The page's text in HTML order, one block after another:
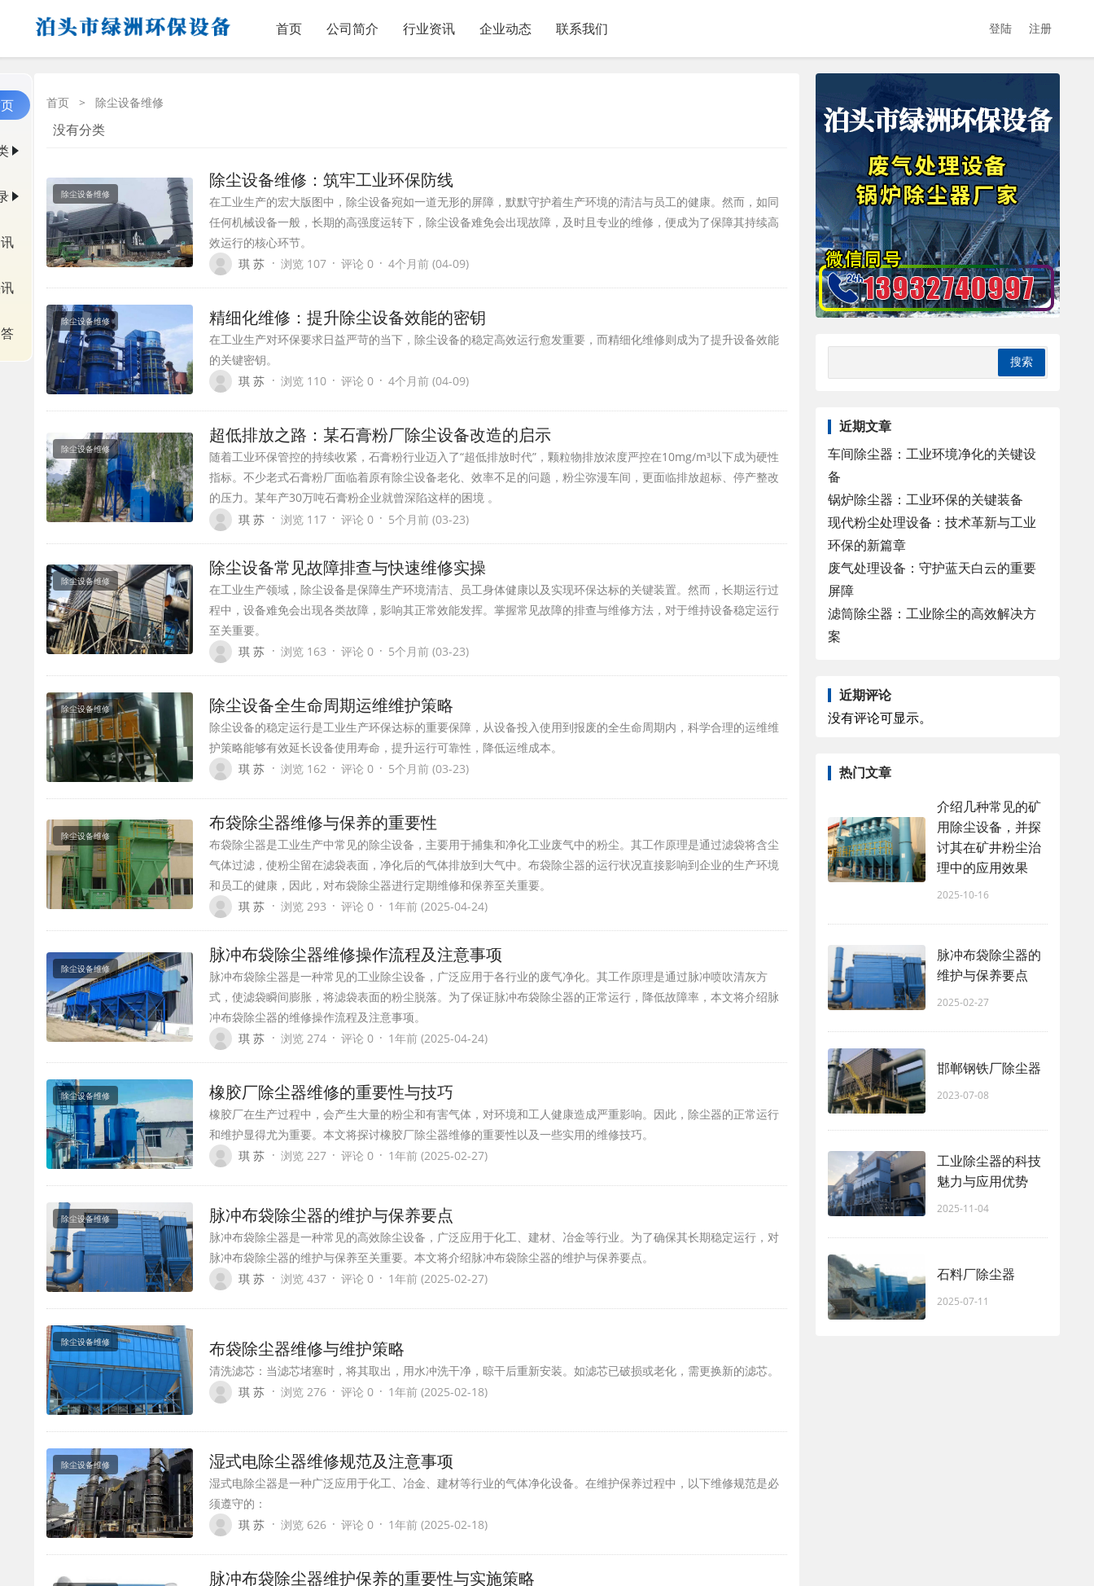
首页 公司简介 行业资讯 企业动态 联系我们 登陆 注册
首页 > 除尘设备维修
没有分类
除尘设备维修
除尘设备维修：筑牢工业环保防线
在工业生产的宏大版图中，除尘设备宛如一道无形的屏障，默默守护着生产环境的清洁与员工的健康。然而，如同
任何机械设备一般，长期的高强度运转下，除尘设备难免会出现故障，及时且专业的维修，便成为了保障其持续高
效运行的核心环节。
琪 苏 · 浏览 107 · 评论 0 · 4个月前 (04-09)
除尘设备维修 精细化维修：提升除尘设备效能的密钥
在工业生产对环保要求日益严苛的当下，除尘设备的稳定高效运行愈发重要，而精细化维修则成为了提升设备效能
的关键密钥。
琪 苏 · 浏览 110 · 评论 0 · 4个月前 (04-09)
除尘设备维修
超低排放之路：某石膏粉厂除尘设备改造的启示
随着工业环保管控的持续收紧，石膏粉行业迈入了“超低排放时代”，颗粒物排放浓度严控在10mg/m³以下成为硬性
指标。不少老式石膏粉厂面临着原有除尘设备老化、效率不足的问题，粉尘弥漫车间，更面临排放超标、停产整改
的压力。某年产30万吨石膏粉企业就曾深陷这样的困境 。
琪 苏 · 浏览 117 · 评论 0 · 5个月前 (03-23)
除尘设备维修
除尘设备常见故障排查与快速维修实操
在工业生产领域，除尘设备是保障生产环境清洁、员工身体健康以及实现环保达标的关键装置。然而，长期运行过
程中，设备难免会出现各类故障，影响其正常效能发挥。掌握常见故障的排查与维修方法，对于维持设备稳定运行
至关重要。
琪 苏 · 浏览 163 · 评论 0 · 5个月前 (03-23)
除尘设备维修 除尘设备全生命周期运维维护策略
除尘设备的稳定运行是工业生产环保达标的重要保障，从设备投入使用到报废的全生命周期内，科学合理的运维维
护策略能够有效延长设备使用寿命，提升运行可靠性，降低运维成本。
琪 苏 · 浏览 162 · 评论 0 · 5个月前 (03-23)
除尘设备维修
布袋除尘器维修与保养的重要性
布袋除尘器是工业生产中常见的除尘设备，主要用于捕集和净化工业废气中的粉尘。其工作原理是通过滤袋将含尘
气体过滤，使粉尘留在滤袋表面，净化后的气体排放到大气中。布袋除尘器的运行状况直接影响到企业的生产环境
和员工的健康，因此，对布袋除尘器进行定期维修和保养至关重要。
琪 苏 · 浏览 293 · 评论 0 · 1年前 (2025-04-24)
除尘设备维修
脉冲布袋除尘器维修操作流程及注意事项
脉冲布袋除尘器是一种常见的工业除尘设备，广泛应用于各行业的废气净化。其工作原理是通过脉冲喷吹清灰方
式，使滤袋瞬间膨胀，将滤袋表面的粉尘脱落。为了保证脉冲布袋除尘器的正常运行，降低故障率，本文将介绍脉
冲布袋除尘器的维修操作流程及注意事项。
琪 苏 · 浏览 274 · 评论 0 · 1年前 (2025-04-24)
除尘设备维修 橡胶厂除尘器维修的重要性与技巧
橡胶厂在生产过程中，会产生大量的粉尘和有害气体，对环境和工人健康造成严重影响。因此，除尘器的正常运行
和维护显得尤为重要。本文将探讨橡胶厂除尘器维修的重要性以及一些实用的维修技巧。
琪 苏 · 浏览 227 · 评论 0 · 1年前 (2025-02-27)
除尘设备维修 脉冲布袋除尘器的维护与保养要点
脉冲布袋除尘器是一种常见的高效除尘设备，广泛应用于化工、建材、冶金等行业。为了确保其长期稳定运行，对
脉冲布袋除尘器的维护与保养至关重要。本文将介绍脉冲布袋除尘器的维护与保养要点。
琪 苏 · 浏览 437 · 评论 0 · 1年前 (2025-02-27)
除尘设备维修 布袋除尘器维修与维护策略
清洗滤芯：当滤芯堵塞时，将其取出，用水冲洗干净，晾干后重新安装。如滤芯已破损或老化，需更换新的滤芯。
琪 苏 · 浏览 276 · 评论 0 · 1年前 (2025-02-18)
除尘设备维修 湿式电除尘器维修规范及注意事项
湿式电除尘器是一种广泛应用于化工、冶金、建材等行业的气体净化设备。在维护保养过程中，以下维修规范是必
须遵守的：
琪 苏 · 浏览 626 · 评论 0 · 1年前 (2025-02-18)
脉冲布袋除尘器维护保养的重要性与实施策略
近期文章
车间除尘器：工业环境净化的关键设
备
锅炉除尘器：工业环保的关键装备
现代粉尘处理设备：技术革新与工业
环保的新篇章
废气处理设备：守护蓝天白云的重要
屏障
滤筒除尘器：工业除尘的高效解决方
案
近期评论
没有评论可显示。
热门文章
介绍几种常见的矿
用除尘设备，并探
讨其在矿井粉尘治
理中的应用效果
2025-10-16
脉冲布袋除尘器的
维护与保养要点
2025-02-27
邯郸钢铁厂除尘器
2023-07-08
工业除尘器的科技
魅力与应用优势
2025-11-04
石料厂除尘器
2025-07-11